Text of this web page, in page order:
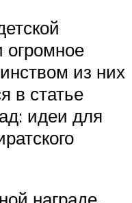
огромное
из них
в статье
идеи для